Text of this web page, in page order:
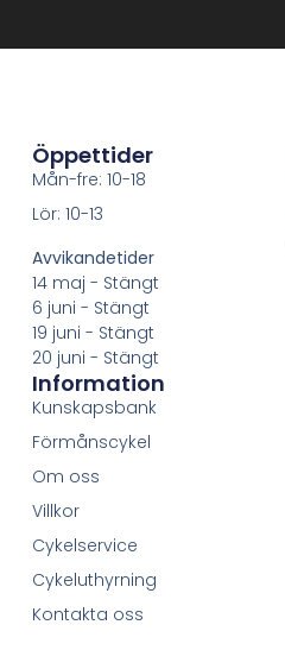
Öppettider
Mån-fre: 10-18
Lör: 10-13
Avvikandetider
14 maj - Stängt
6 juni - Stängt
19 juni - Stängt
20 juni - Stängt
Information
Kunskapsbank
Förmånscykel
Om oss
Villkor
Cykelservice
Cykeluthyrning
Kontakta oss